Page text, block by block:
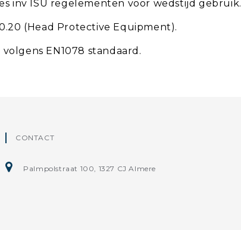
inv ISU regelementen voor wedstijd gebruik.
(Head Protective Equipment).
EN1078 standaard.
CONTACT
Palmpolstraat 100, 1327 CJ Almere